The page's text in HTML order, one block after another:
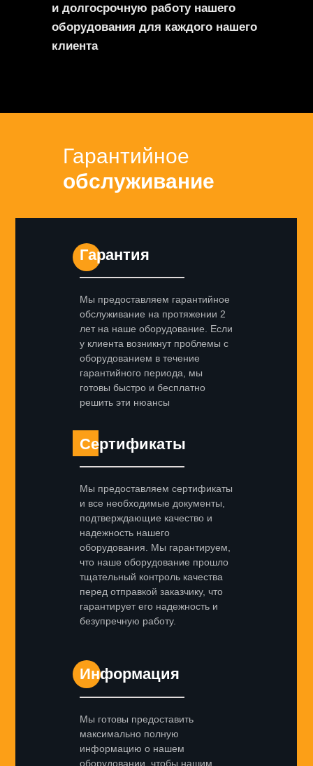
и долгосрочную работу нашего
оборудования для каждого нашего
клиента
Гарантийное
обслуживание
Мы предоставляем гарантийное
обслуживание на протяжении 2
лет на наше оборудование. Если
у клиента возникнут проблемы с
оборудованием в течение
гарантийного периода, мы
готовы быстро и бесплатно
решить эти нюансы
Мы предоставляем сертификаты
и все необходимые документы,
подтверждающие качество и
надежность нашего
оборудования. Мы гарантируем,
что наше оборудование прошло
тщательный контроль качества
перед отправкой заказчику, что
гарантирует его надежность и
безупречную работу.
Мы готовы предоставить
максимально полную
информацию о нашем
оборудовании, чтобы нашим
Сертификаты
Информация
Гарантия